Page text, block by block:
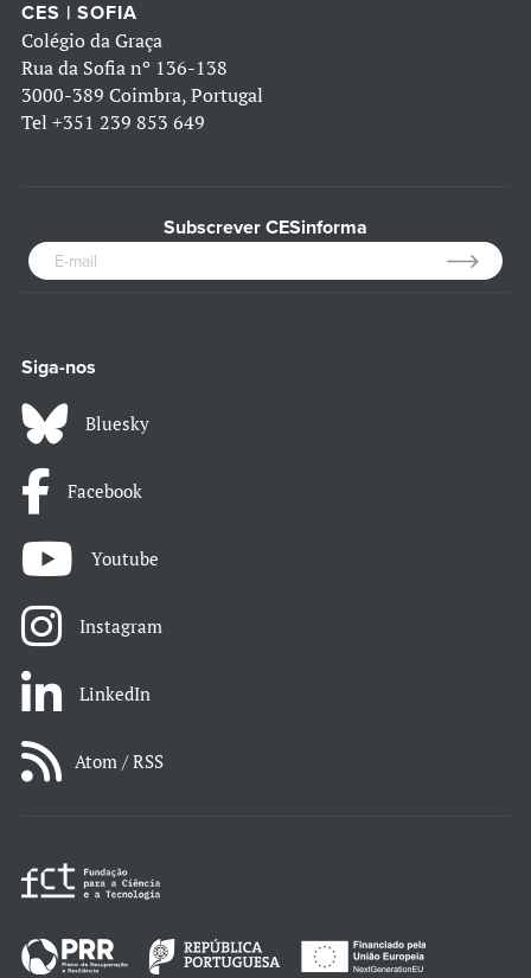
CES | SOFIA
Colégio da Graça
Rua da Sofia nº 136-138
3000-389 Coimbra, Portugal
Tel +351 239 853 649
Subscrever CESinforma
Siga-nos
Bluesky
Facebook
Youtube
Instagram
LinkedIn
Atom / RSS